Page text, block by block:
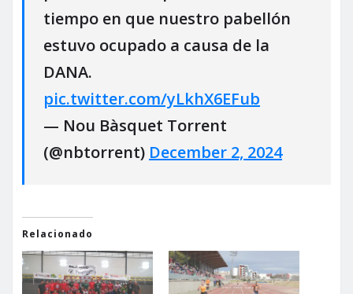
tiempo en que nuestro pabellón
estuvo ocupado a causa de la
DANA.
pic.twitter.com/yLkhX6EFub
— Nou Bàsquet Torrent
(@nbtorrent) December 2, 2024
Relacionado